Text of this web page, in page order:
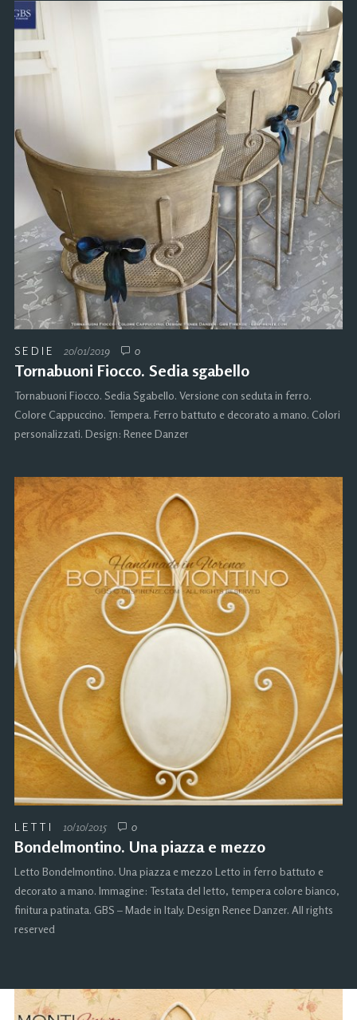
SEDIE 20/01/2019 0
Tornabuoni Fiocco. Sedia sgabello
Tornabuoni Fiocco. Sedia Sgabello. Versione con seduta in ferro.
Colore Cappuccino. Tempera. Ferro battuto e decorato a mano. Colori
personalizzati. Design: Renee Danzer
LETTI 10/10/2015 0
Bondelmontino. Una piazza e mezzo
Letto Bondelmontino. Una piazza e mezzo Letto in ferro battuto e
decorato a mano. Immagine: Testata del letto, tempera colore bianco,
finitura patinata. GBS – Made in Italy. Design Renee Danzer. All rights
reserved